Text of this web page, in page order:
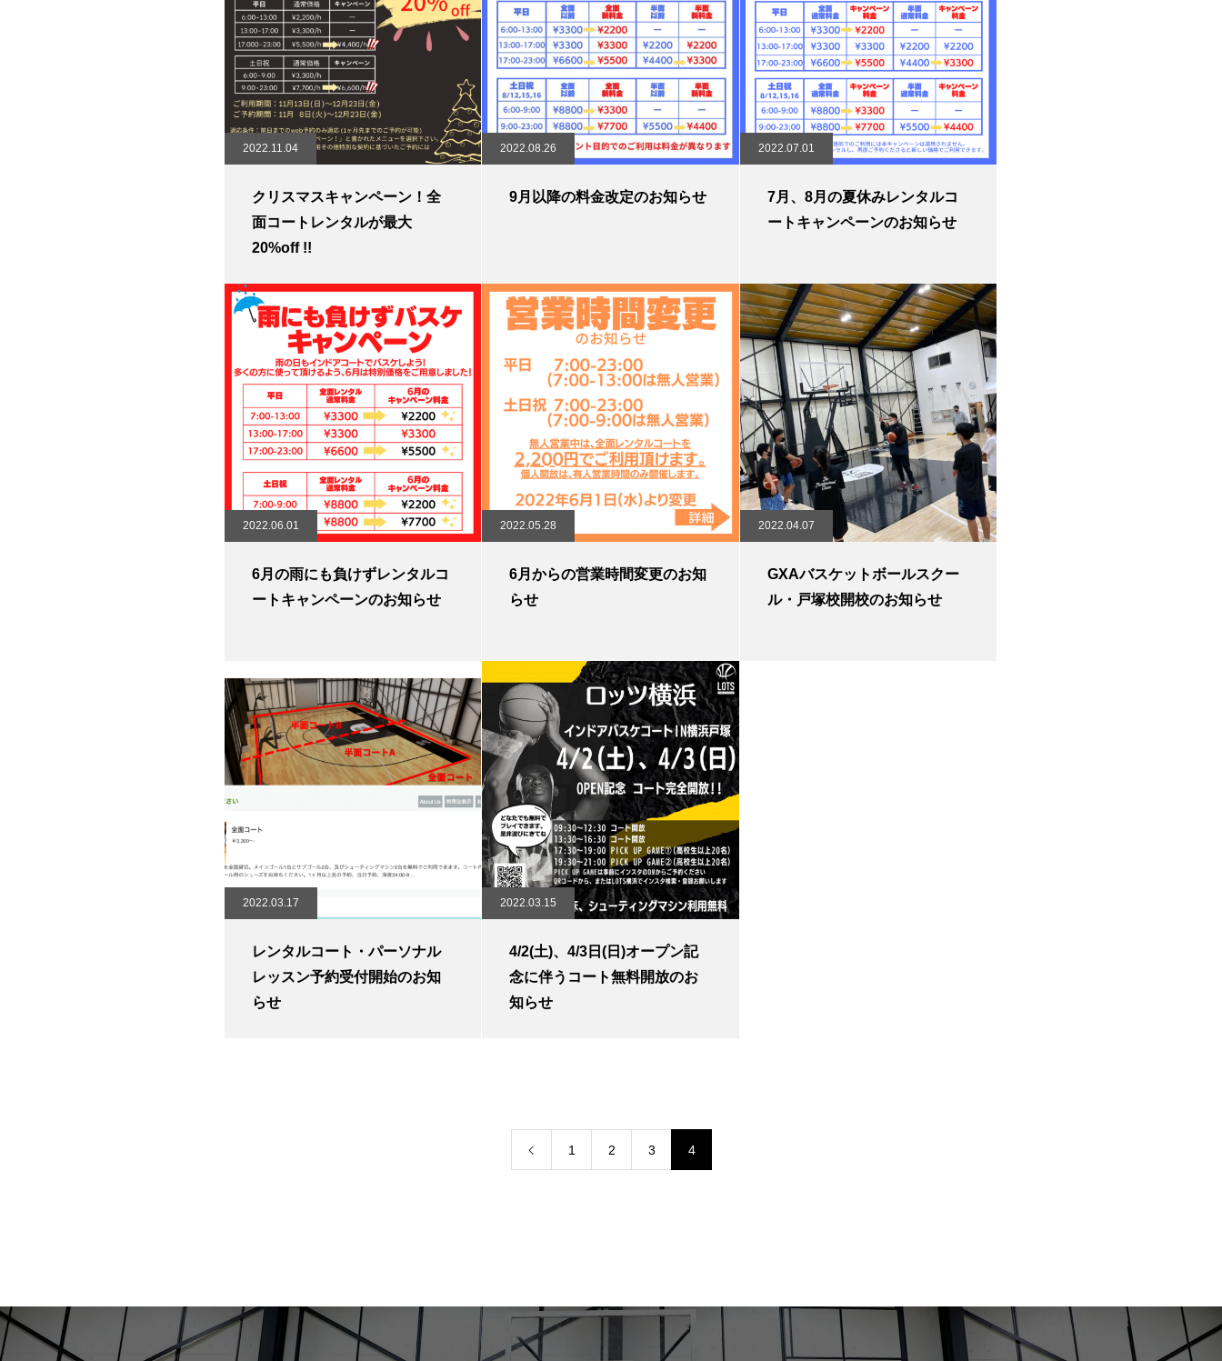
2022.11.04
クリスマスキャンペーン！全
面コートレンタルが最大
20%off !!
2022.08.26
9月以降の料金改定のお知らせ
2022.07.01
7月、8月の夏休みレンタルコ
ートキャンペーンのお知らせ
2022.06.01
6月の雨にも負けずレンタルコ
ートキャンペーンのお知らせ
2022.05.28
6月からの営業時間変更のお知
らせ
2022.04.07
GXAバスケットボールスクー
ル・戸塚校開校のお知らせ
2022.03.17
レンタルコート・パーソナル
レッスン予約受付開始のお知
らせ
2022.03.15
4/2(土)、4/3日(日)オープン記
念に伴うコート無料開放のお
知らせ
1 2 3 4